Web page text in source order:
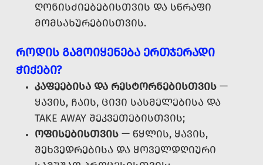
ᲦᲝᲜᲘᲡᲫᲘᲔᲑᲔᲑᲘᲡᲗᲕᲘᲡ ᲓᲐ ᲡᲬᲠᲐᲤᲘ
ᲛᲝᲛᲡᲐᲮᲣᲠᲔᲑᲘᲡᲗᲕᲘᲡ.
ᲠᲝᲓᲘᲡ ᲒᲐᲛᲝᲘᲧᲔᲜᲔᲑᲐ ᲔᲠᲗᲯᲔᲠᲐᲓᲘ
ᲭᲘᲥᲔᲑᲘ?
ᲙᲐᲤᲔᲔᲑᲘᲡᲐ ᲓᲐ ᲠᲔᲡᲢᲝᲠᲜᲔᲑᲘᲡᲗᲕᲘᲡ —
ᲧᲐᲕᲘᲡ, ᲩᲐᲘᲡ, ᲪᲘᲕᲘ ᲡᲐᲡᲛᲔᲚᲔᲑᲘᲡᲐ ᲓᲐ
TAKE AWAY ᲨᲔᲙᲕᲔᲗᲔᲑᲘᲡᲗᲕᲘᲡ;
ᲝᲤᲘᲡᲔᲑᲘᲡᲗᲕᲘᲡ — ᲬᲧᲚᲘᲡ, ᲧᲐᲕᲘᲡ,
ᲨᲔᲮᲕᲔᲓᲠᲔᲑᲘᲡᲐ ᲓᲐ ᲧᲝᲕᲔᲚᲓᲦᲘᲣᲠᲘ